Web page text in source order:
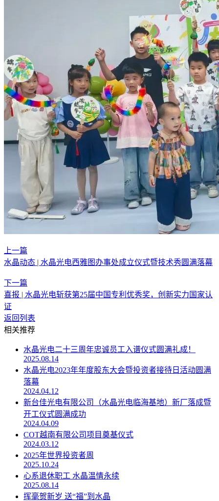
上一篇
水晶动态 | 水晶光电西雅图办事处成立仪式暨技术秀圆满落幕
下一篇
喜报 | 水晶光电斩获第25届中国专利优秀奖，创新实力国家认
证
返回列表
相关推荐
水晶光电二十三周年忠诚员工入谱仪式圆满礼成！
2025.08.14
水晶光电2023年年度股东大会暨投资者接待日活动圆满
落幕
2024.04.12
新台佳光电有限公司（水晶光电临海基地）新厂落成暨
开工仪式圆满成功
2024.04.09
COT越南有限公司项目奠基仪式
2024.03.12
2025年世界投资者周
2025.10.24
心系退休职工 水晶温情永续
2025.08.14
挥毫贺新岁 送“福”到水晶